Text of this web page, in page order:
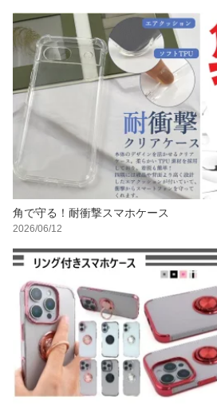
角で守る！耐衝撃スマホケース
2026/06/12